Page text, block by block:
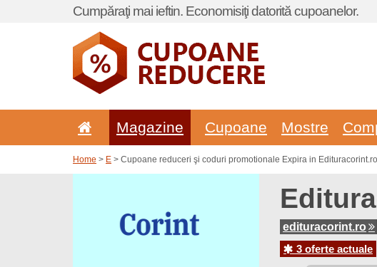
Cumpăraţi mai ieftin. Economisiţi datorită cupoanelor.
Magazine Cupoane Mostre
Home > E > Cupoane reduceri şi coduri promotionale Expira in Edituracorint.ro
edituracorint.ro
3 oferte actuale